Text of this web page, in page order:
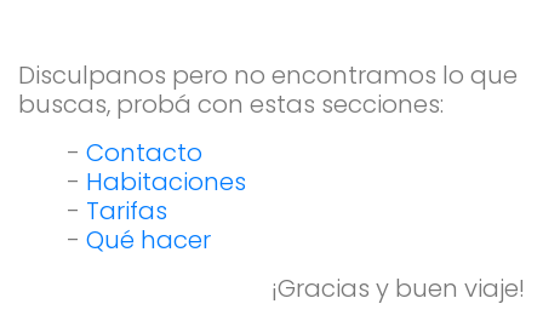
Disculpanos pero no encontramos lo que
buscas, probá con estas secciones:
- Contacto
- Habitaciones
- Tarifas
- Qué hacer
¡Gracias y buen viaje!